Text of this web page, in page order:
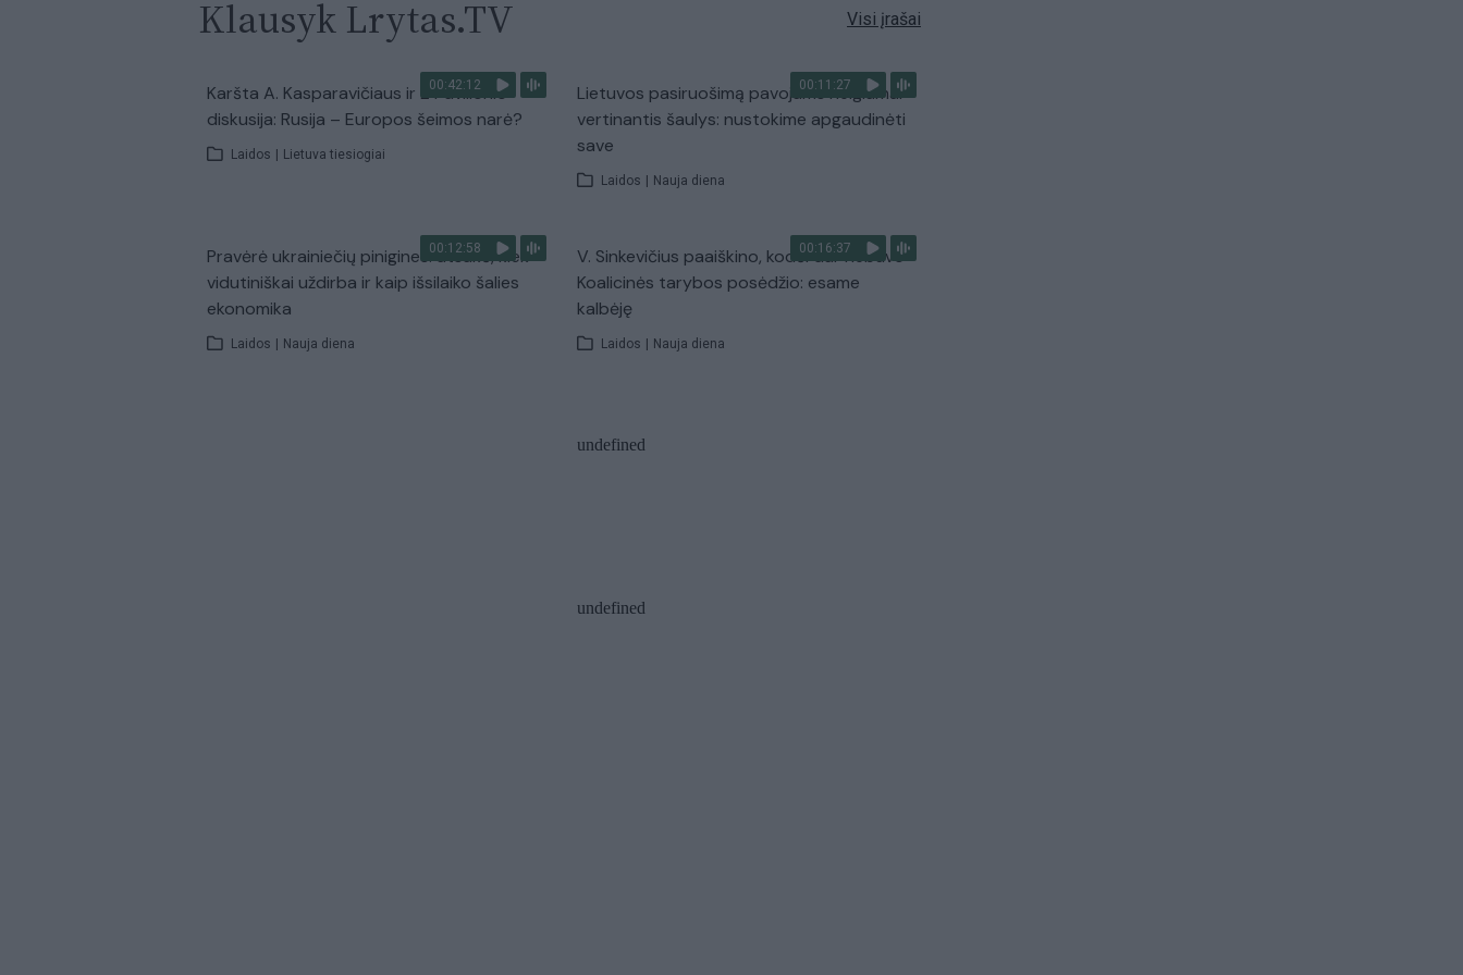
Klausyk Lrytas.TV Visi įrašai
00:42:12
Karšta A. Kasparavičiaus ir Ž Pavilionio
diskusija: Rusija – Europos šeimos narė?
Laidos | Lietuva tiesiogiai
00:11:27
Lietuvos pasiruošimą pavojams neigiamai
vertinantis šaulys: nustokime apgaudinėti
save
Laidos | Nauja diena
00:12:58
Pravėrė ukrainiečių pinigines: atsakė, kiek
vidutiniškai uždirba ir kaip išsilaiko šalies
ekonomika
Laidos | Nauja diena
00:16:37
V. Sinkevičius paaiškino, kodėl dar nebuvo
Koalicinės tarybos posėdžio: esame
kalbėję
Laidos | Nauja diena